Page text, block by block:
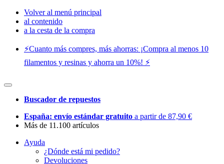
Volver al menú principal
al contenido
a la cesta de la compra
⚡️Cuanto más compres, más ahorras: ¡Compra al menos 10
filamentos y resinas y ahorra un 10%! ⚡️
Buscador de repuestos
España: envío estándar gratuito a partir de 87,90 €
Más de 11.100 artículos
Ayuda
¿Dónde está mi pedido?
Devoluciones